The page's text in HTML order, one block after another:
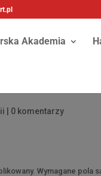
Akademia
| 0 komentarzy
Wymagane pola